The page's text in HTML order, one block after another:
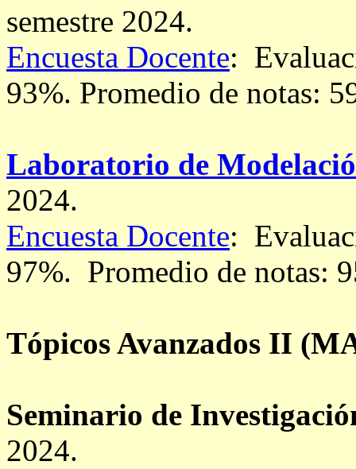
semestre 2024.
Encuesta Docente:
93%. Promedio de notas:
Laboratorio de
2024.
Encuesta Docente:
97%. Promedio de notas:
Tópicos Avanzados II
Seminario de
2024.